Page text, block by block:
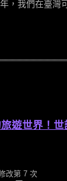
，我們在臺灣
旅遊世界！
改第 7 次